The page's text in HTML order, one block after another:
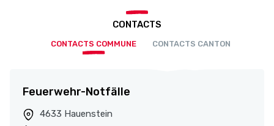
CONTACTS
CONTACTS COMMUNE CONTACTS CANTON
Feuerwehr-Notfälle
4633 Hauenstein